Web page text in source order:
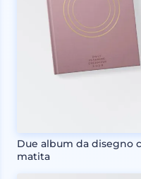
Due album da disegno
matita